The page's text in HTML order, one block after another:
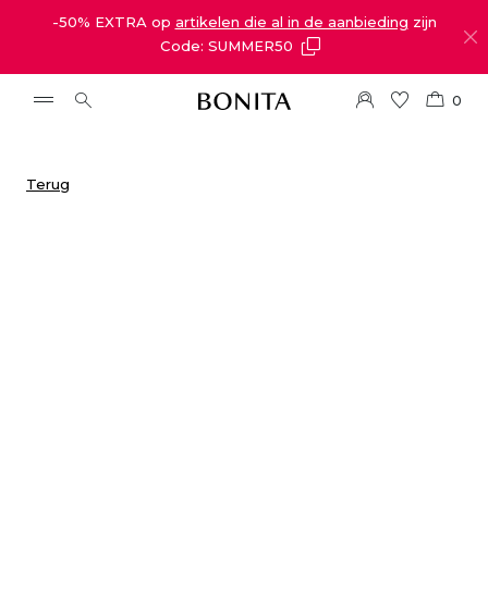
-50% EXTRA op artikelen die al in de aanbieding zijn
Code: SUMMER50
0
Terug